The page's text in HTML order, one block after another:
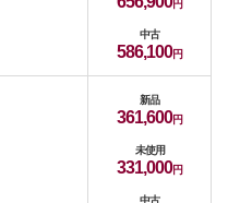
中古
586,100
新品
361,600
未使用
331,000